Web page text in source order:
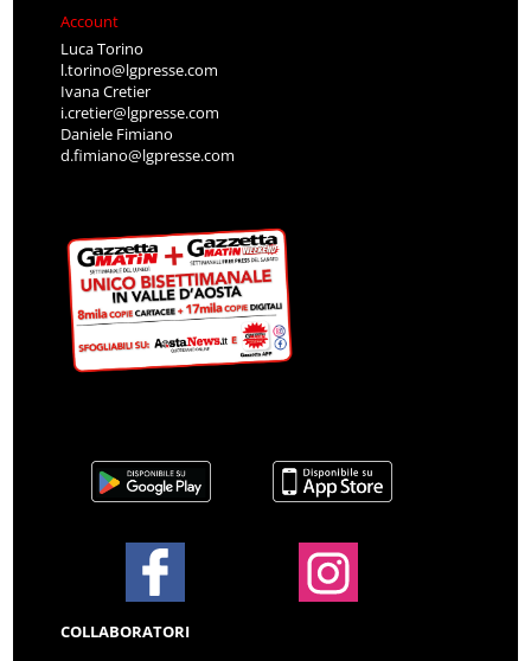
Account
Luca Torino
l.torino@lgpresse.com
Ivana Cretier
i.cretier@lgpresse.com
Daniele Fimiano
d.fimiano@lgpresse.com
COLLABORATORI